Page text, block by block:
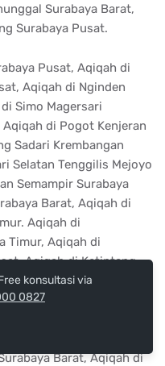
Surabaya Barat,
Surabaya Pusat.
Pusat, Aqiqah di
Aqiqah di Nginden
Simo Magersari
di Pogot Kenjeran
Sadari Krembangan
Selatan Tenggilis Mejoyo
Semampir Surabaya
Barat, Aqiqah di
Aqiqah di
Timur, Aqiqah di
Aqiqah di Ketintang
di Ngagel Rejo
di Manyar Gubeng
Surabaya
Cantian Surabaya
Barat, Aqiqah di
konsultasi via
0827